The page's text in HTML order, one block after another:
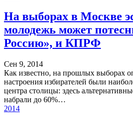
На выборах в Москве
молодежь может
Россию», и КПРФ
Сен 9, 2014
Как известно, на прошлых выборах
настроения избирателей были
центра столицы: здесь
набрали до 60%…
2014